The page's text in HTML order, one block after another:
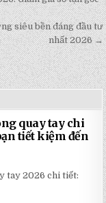
siêu bền đáng đầu tư
nhất 2026 →
quay tay chi
tiết kiệm đến
BẢNGtay 2026 chi tiết: